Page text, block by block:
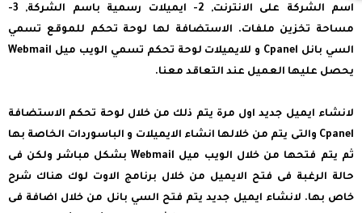
اسم الشركة على الانترنت, 2- ايميلات رسمية باسم الشركة, 3-
مساحة تخزين ملفات. الاستضافة لها لوحة تحكم للموقع تسمي
السي بانل Cpanel و للايميلات لوحة تحكم تسمي الويب ميل Webmail
يحصل عليها العميل عند التعاقد معنا.
لانشاء ايميل جديد اول مرة يتم ذلك من خلال لوحة تحكم الاستضافة
Cpanel والتى يتم من خلالها انشاء الايميلات و الباسوردات الخاصة بها
ثم يتم فتحها من خلال الويب ميل Webmail بشكل مباشر ولكن فى
حالة الرغبة فى فتح الايميل من خلال برنامج الاوت لوك هناك شرح
خاص بها. لانشاء ايميل جديد يتم فتح السي بانل من خلال اضافة فى